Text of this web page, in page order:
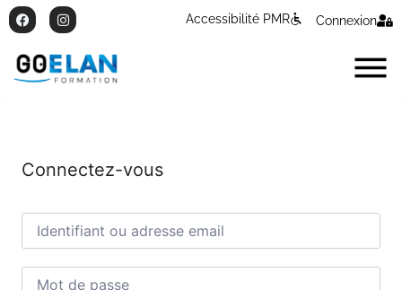
Accessibilité PMR Connexion
Connectez-vous